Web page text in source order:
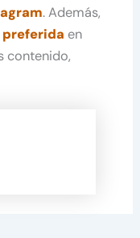
. Además,
preferida en
contenido,